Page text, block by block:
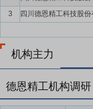
3
机构主力
德恩精工机构调研